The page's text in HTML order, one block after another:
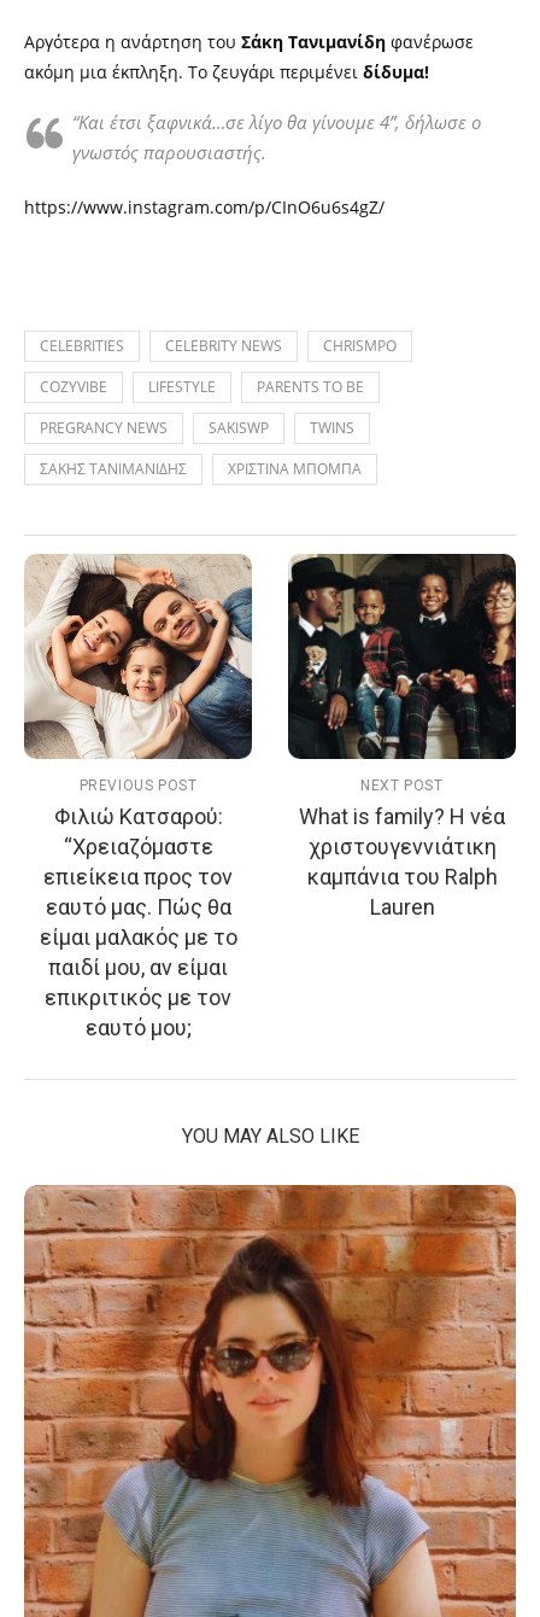
Αργότερα η ανάρτηση του Σάκη Τανιμανίδη φανέρωσε
ακόμη μια έκπληξη. Το ζευγάρι περιμένει δίδυμα!
“Και έτσι ξαφνικά…σε λίγο θα γίνουμε 4”, δήλωσε ο
γνωστός παρουσιαστής.
https://www.instagram.com/p/CInO6u6s4gZ/
CELEBRITIES CELEBRITY NEWS
CHRISMPO
COZYVIBE
LIFESTYLE
PARENTS TO BE
PREGRANCY NEWS
SAKISWP
TWINS
ΣΑΚΗΣ ΤΑΝΙΜΑΝΙΔΗΣ
ΧΡΙΣΤΙΝΑ ΜΠΟΜΠΑ
PREVIOUS POST
Φιλιώ Κατσαρού:
“Χρειαζόμαστε
επιείκεια προς τον
εαυτό μας. Πώς θα
είμαι μαλακός με το
παιδί μου, αν είμαι
επικριτικός με τον
εαυτό μου;
NEXT POST
What is family? H νέα
χριστουγεννιάτικη
καμπάνια του Ralph
Lauren
YOU MAY ALSO LIKE